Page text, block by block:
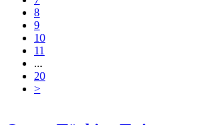
8
9
10
11
...
20
>